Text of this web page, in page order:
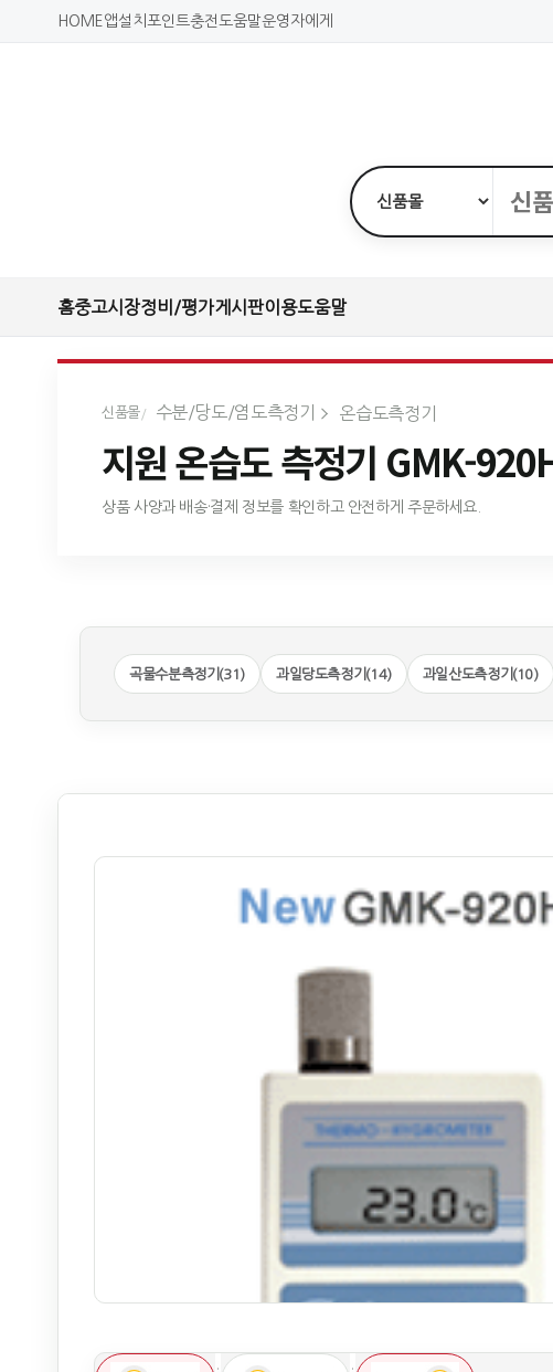
HOME 앱설치 포인트충전도움말운영자에게
홈중고시장정비/평가게시판이용도움말
신품몰 수분/당도/염도측정기 온습도측정기
지원 온습도 측정기 GMK-
상품 사양과 배송·결제 정보를 확인하고 안전하게 주문하세요.
곡물수분측정기(31) 과일당도측정기(14) 과일산도측정기(10)